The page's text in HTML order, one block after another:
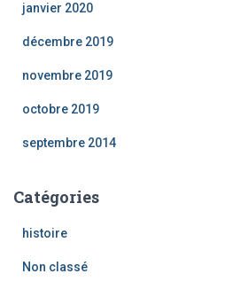
janvier 2020
décembre 2019
novembre 2019
octobre 2019
septembre 2014
Catégories
histoire
Non classé